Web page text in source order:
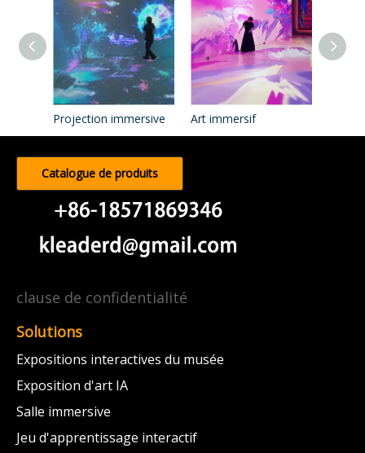
Projection immersive Art immersif
Catalogue de produits
clause de confidentialité
Solutions
Expositions interactives du musée
Exposition d'art IA
Salle immersive
Jeu d'apprentissage interactif